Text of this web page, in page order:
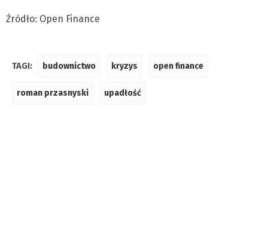
Źródło: Open Finance
TAGI: budownictwo kryzys open finance
roman przasnyski upadłość